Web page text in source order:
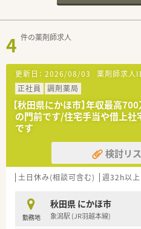
4 件の薬剤師求人
更新日： 2026/08/03 薬剤師求人
正社員
調剤薬局
【秋田県にかほ市】年収最高
の門前です/住宅手当や借上
です
検討リ
土日休み(相談可含む) 週32h以上
勤務地
秋田県 にかほ市
象潟駅 (JR羽越本線)